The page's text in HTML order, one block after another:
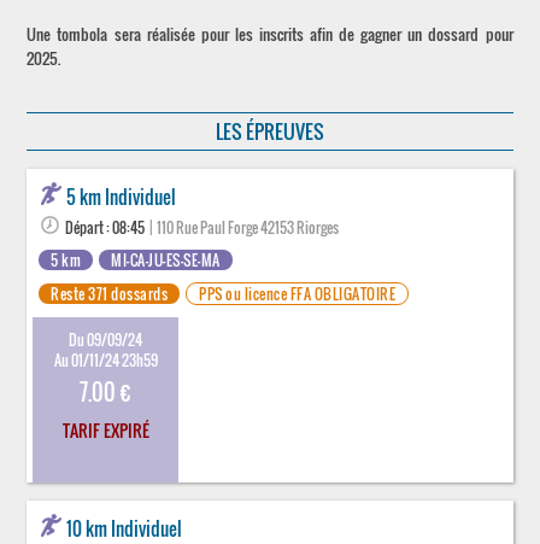
Une tombola sera réalisée pour les inscrits afin de gagner un dossard pour
2025.
LES ÉPREUVES
5 km Individuel
Départ : 08:45 | 110 Rue Paul Forge 42153 Riorges
5 km
MI-CA-JU-ES-SE-MA
Reste 371 dossards
PPS ou licence FFA OBLIGATOIRE
Du 09/09/24
Au 01/11/24 23h59
7.00 €
TARIF EXPIRÉ
10 km Individuel